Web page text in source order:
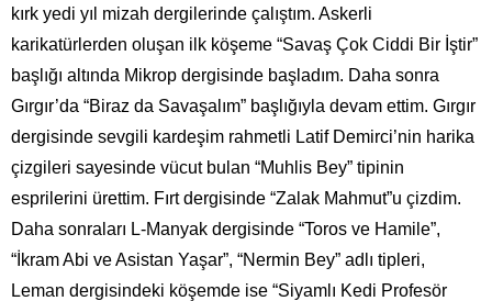
kırk yedi yıl mizah dergilerinde çalıştım. Askerli
karikatürlerden oluşan ilk köşeme “Savaş Çok Ciddi Bir İştir”
başlığı altında Mikrop dergisinde başladım. Daha sonra
Gırgır’da “Biraz da Savaşalım” başlığıyla devam ettim. Gırgır
dergisinde sevgili kardeşim rahmetli Latif Demirci’nin harika
çizgileri sayesinde vücut bulan “Muhlis Bey” tipinin
esprilerini ürettim. Fırt dergisinde “Zalak Mahmut”u çizdim.
Daha sonraları L-Manyak dergisinde “Toros ve Hamile”,
“İkram Abi ve Asistan Yaşar”, “Nermin Bey” adlı tipleri,
Leman dergisindeki köşemde ise “Siyamlı Kedi Profesör